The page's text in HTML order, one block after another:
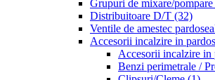
Grupuri de mixare/pompare
Distribuitoare D/T (32)
Ventile de amestec
Accesorii incalzire in
Accesorii incalzire in
Benzi perimetrale /